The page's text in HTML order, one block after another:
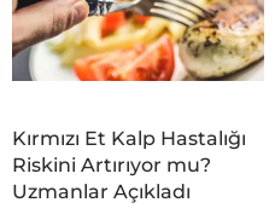
Kırmızı Et Kalp Hastalığı
Riskini Artırıyor mu?
Uzmanlar Açıkladı